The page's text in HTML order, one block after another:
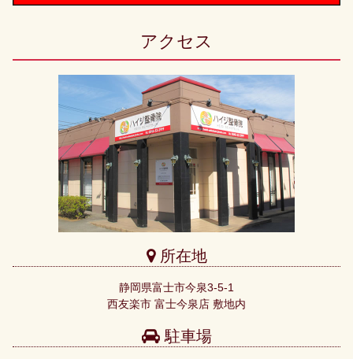
アクセス
所在地
静岡県富士市今泉3-5-1
西友楽市 富士今泉店 敷地内
駐車場